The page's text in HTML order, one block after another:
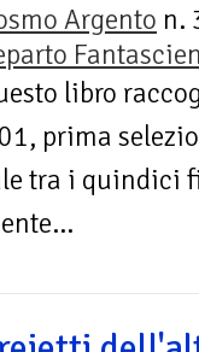
Argento n.
libro
prima
tra i quindici